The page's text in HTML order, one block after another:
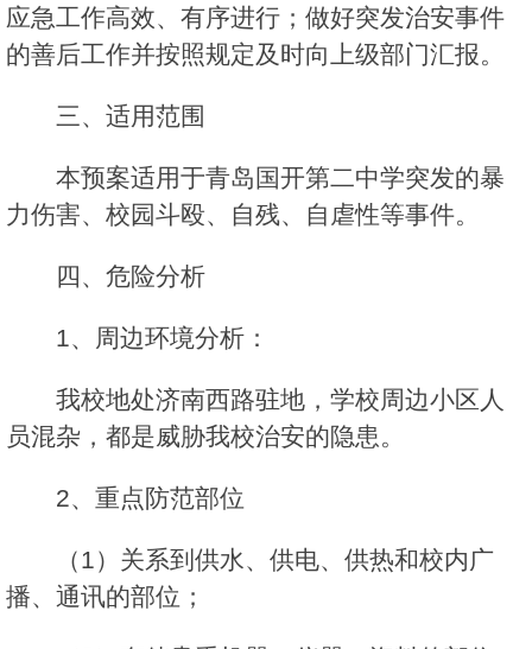
应急工作高效、有序进行；做好突发治安事件
的善后工作并按照规定及时向上级部门汇报。
三、适用范围
本预案适用于青岛国开第二中学突发的暴
力伤害、校园斗殴、自残、自虐性等事件。
四、危险分析
1、周边环境分析：
我校地处济南西路驻地，学校周边小区人
员混杂，都是威胁我校治安的隐患。
2、重点防范部位
（1）关系到供水、供电、供热和校内广
播、通讯的部位；